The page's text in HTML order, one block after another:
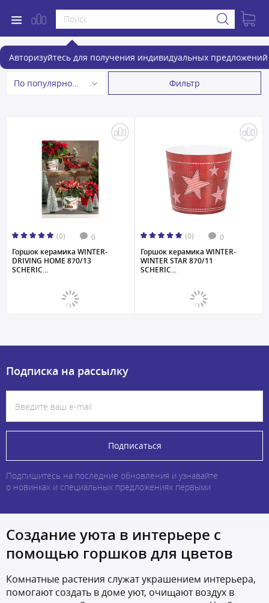
Авторизуйтесь для получения индивидуальных предложений
Горшки
По популярности Фильтр
(0) 0
Горшок керамика WINTER-
DRIVING HOME 870/13
SCHERIC...
(0) 0
Горшок керамика WINTER-
WINTER STAR 870/11
SCHERIC...
Подписка на рассылку
Подписаться
Подпишитесь на последние обновления и узнавайте
о новинках и специальных предложениях первыми
Создание уюта в интерьере с
помощью горшков для цветов
Комнатные растения служат украшением интерьера,
помогают создать в доме уют, очищают воздух в